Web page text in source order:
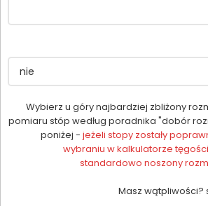
Wybierz u góry najbardziej zbliżony
pomiaru stóp według poradnika "dobór
poniżej - jeżeli stopy zostały
wybraniu w kalkulatorze
standardowo noszony
Masz wątpliwości?